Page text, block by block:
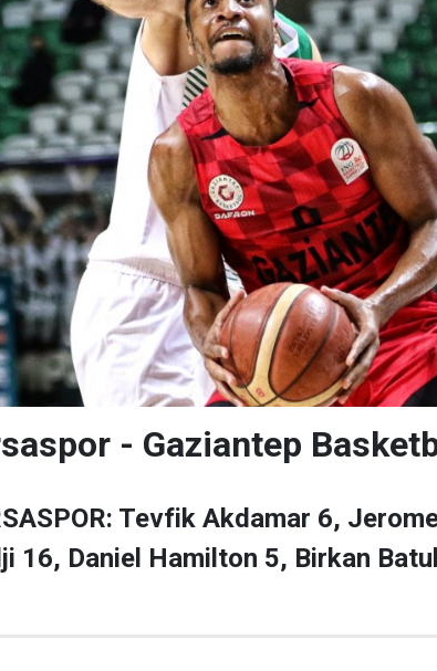
- Gaziantep
Tevfik Akdamar 6,
16, Daniel Hamilton 5, Birkan